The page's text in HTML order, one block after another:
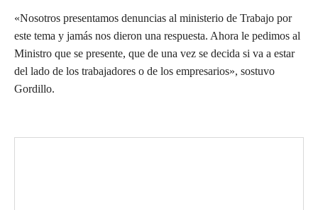
«Nosotros presentamos denuncias al ministerio de Trabajo por
este tema y jamás nos dieron una respuesta. Ahora le pedimos al
Ministro que se presente, que de una vez se decida si va a estar
del lado de los trabajadores o de los empresarios», sostuvo
Gordillo.